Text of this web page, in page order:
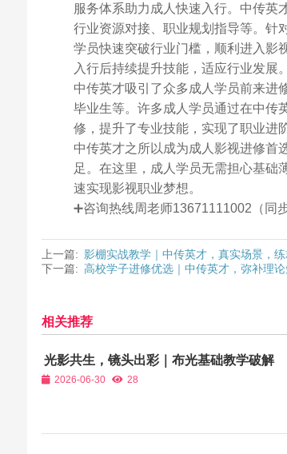
服务体系助力成人快速入行。中传英
行业资源对接、职业规划指导等。针
学员快速突破行业门槛，顺利进入影
入行后持续提升技能，适应行业发展。
中传英才吸引了众多成人学员前来进
毕业生等。许多成人学员通过在中传
修，提升了专业技能，实现了职业进
中传英才之所以成为成人影视进修首
足。在这里，成人学员无需担心基础
速实现影视职业梦想。
➕咨询热线周老师13671111002（同
上一篇: 影棚实战教学｜中传英才，真实场景，
下一篇: 高校学子进修优选｜中传英才，弥补理
相关推荐
光影共生，镜头出彩｜布光基础教学破解
摄像画面质感瓶颈
2026-06-30 28